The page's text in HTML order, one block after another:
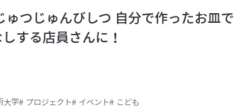
ゅつじゅんびしつ 自分で作ったお皿で
する店員さんに！
大学# プロジェクト# イベント# こども